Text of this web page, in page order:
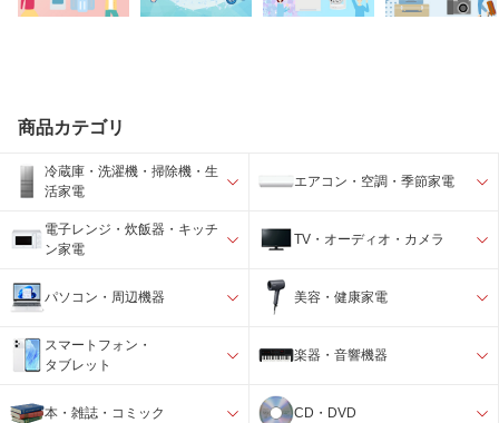
商品カテゴリ
冷蔵庫・洗濯機・掃除機・生
活家電
エアコン・空調・季節家電
電子レンジ・炊飯器・キッチ
ン家電
TV・オーディオ・カメラ
パソコン・周辺機器 美容・健康家電
スマートフォン・
タブレット
楽器・音響機器
本・雑誌・コミック CD・DVD